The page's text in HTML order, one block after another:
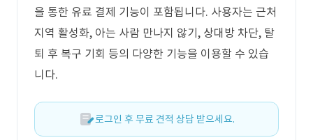
을 통한 유료 결제 기능이 포함됩니다. 사용자는 근처
지역 활성화, 아는 사람 만나지 않기, 상대방 차단, 탈
퇴 후 복구 기회 등의 다양한 기능을 이용할 수 있습
니다.
로그인 후 무료 견적 상담 받으세요.